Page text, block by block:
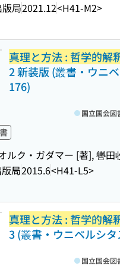
局2021.12<H41-M2>
真理と方法 : 哲学的解
2 新装版 (叢書・ウニ
176)
ルク・ガダマー [著], 轡田
局2015.6<H41-L5>
国立国会図
真理と方法 : 哲学的解
3 (叢書・ウニベルシタ
国立国会図